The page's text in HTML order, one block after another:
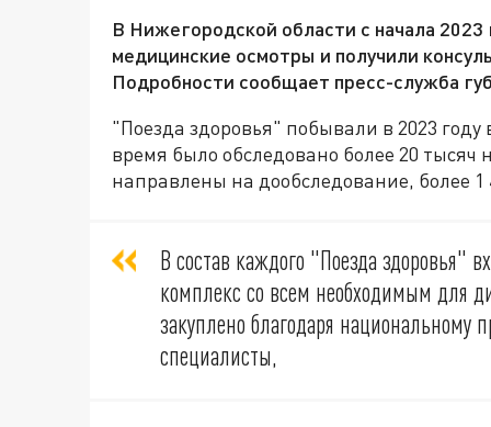
В Нижегородской области с начала
медицинские осмотры и получили
Подробности сообщает пресс-служба
"Поезда здоровья" побывали в 2023
время было обследовано более 20 тысяч
направлены на дообследование, более
В состав каждого "Поезда здоровья"
комплекс со всем необходимым для
закуплено благодаря национальному
специалисты,